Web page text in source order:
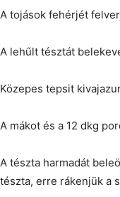
A tojások fehérjét
A lehűlt tésztát
Közepes tepsit
A mákot és a 12 dkg
A tészta harmadát
tészta, erre rákenjük a